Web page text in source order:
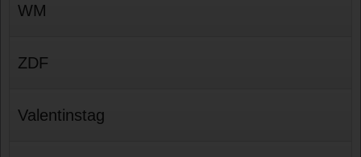
WM
ZDF
Valentinstag